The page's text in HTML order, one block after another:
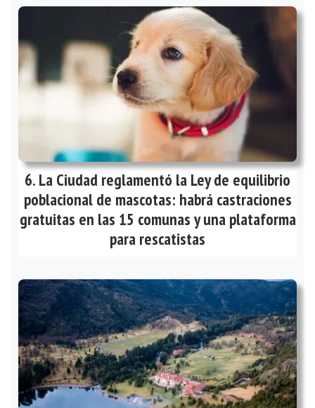
La Ciudad reglamentó la Ley de equilibrio
poblacional de mascotas: habrá castraciones
gratuitas en las 15 comunas y una plataforma
para rescatistas